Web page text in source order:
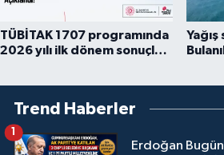
TÜBİTAK 1707 programında
2026 yılı ilk dönem sonuçları
Yağış
Trend Haberler
Erdoğan
1